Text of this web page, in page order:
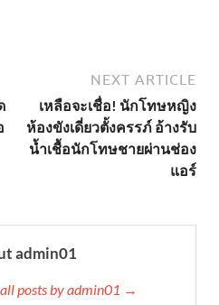
NEXT ARTICLE
เหลือจะเชื่อ! นักโทษหญิง
ห้องขังเดี่ยวตั้งครรภ์ อ้างรับ
น้ำเชื้อนักโทษชายผ่านช่อง
แอร์
admin01
posts by admin01 →